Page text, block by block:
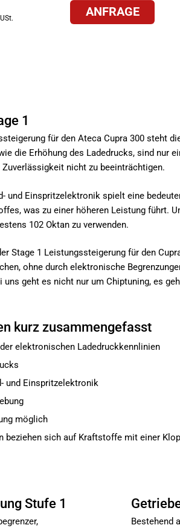
ANFRAGE
1
für den Ateca Cupra 300 steht
die Erhöhung des Ladedrucks, sind nur
nicht zu beeinträchtigen.
und Einspritzelektronik spielt eine
was zu einer höheren Leistung führt.
102 Oktan zu verwenden.
Stage 1 Leistungssteigerung für den
ohne durch elektronische
geht es nicht nur um Chiptuning, es
kurz zusammengefasst
elektronischen Ladedruckkennlinien
und Einspritzelektronik
möglich
beziehen sich auf Kraftstoffe mit einer
Stufe 1
Bestehend